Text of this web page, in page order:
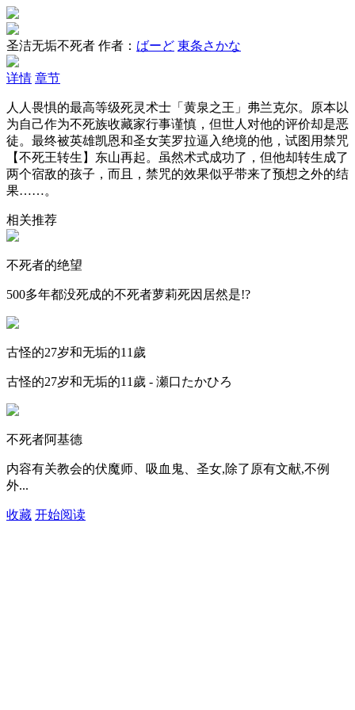
圣洁无垢不死者 作者： ばーど 東条さかな
详情 章节
人人畏惧的最高等级死灵术士「黄泉之王」弗兰克尔。原本以
为自己作为不死族收藏家行事谨慎，但世人对他的评价却是恶
徒。最终被英雄凯恩和圣女芙罗拉逼入绝境的他，试图用禁咒
【不死王转生】东山再起。虽然术式成功了，但他却转生成了
两个宿敌的孩子，而且，禁咒的效果似乎带来了预想之外的结
果……。
相关推荐
不死者的绝望
500多年都没死成的不死者萝莉死因居然是!?
古怪的27岁和无垢的11歲
古怪的27岁和无垢的11歲 - 瀬口たかひろ
不死者阿基德
内容有关教会的伏魔师、吸血鬼、圣女,除了原有文献,不例
外...
收藏 开始阅读